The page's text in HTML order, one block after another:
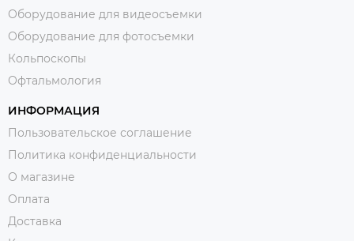
Оборудование для видеосъемки
Оборудование для фотосъемки
Кольпоскопы
Офтальмология
ИНФОРМАЦИЯ
Пользовательское соглашение
Политика конфиденциальности
О магазине
Оплата
Доставка